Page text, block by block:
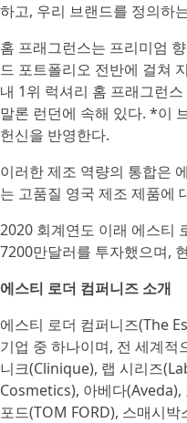
하고, 우리 브랜드를 정의하
홈 프래그런스는 프리미엄
드 포트폴리오 전반에 걸쳐
내 1위 럭셔리 홈 프래그런
말론 런던에 속해 있다. *이
헌신을 반영한다.
이러한 제조 역량의 통합은
는 고품질 영국 제조 제품에
2020 회계연도 이래 에스티
7200만달러를 투자했으며,
에스티 로더 컴퍼니즈 소개
에스티 로더 컴퍼니즈(The
기업 중 하나이며, 전 세계
니크(Clinique), 랩 시리즈
Cosmetics), 아베다
포드(TOM FORD), 스매시